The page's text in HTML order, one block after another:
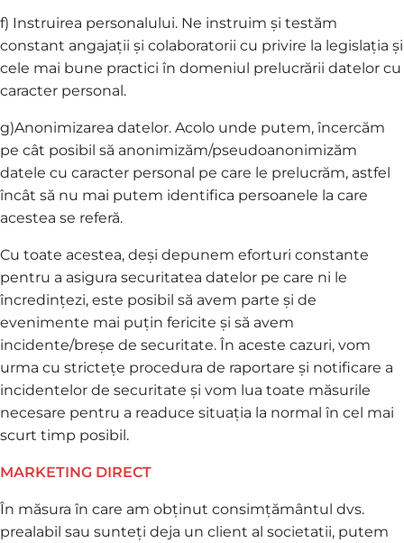
f) Instruirea personalului. Ne instruim și testăm
constant angajații și colaboratorii cu privire la legislația și
cele mai bune practici în domeniul prelucrării datelor cu
caracter personal.
g)Anonimizarea datelor. Acolo unde putem, încercăm
pe cât posibil să anonimizăm/pseudoanonimizăm
datele cu caracter personal pe care le prelucrăm, astfel
încât să nu mai putem identifica persoanele la care
acestea se referă.
Cu toate acestea, deși depunem eforturi constante
pentru a asigura securitatea datelor pe care ni le
încredințezi, este posibil să avem parte și de
evenimente mai puțin fericite și să avem
incidente/breșe de securitate. În aceste cazuri, vom
urma cu strictețe procedura de raportare și notificare a
incidentelor de securitate și vom lua toate măsurile
necesare pentru a readuce situația la normal în cel mai
scurt timp posibil.
MARKETING DIRECT
În măsura în care am obținut consimțământul dvs.
prealabil sau sunteți deja un client al societatii, putem